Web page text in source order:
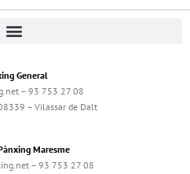
General
– 93 753 27 08
– Vilassar de Dalt
Maresme
– 93 753 27 08